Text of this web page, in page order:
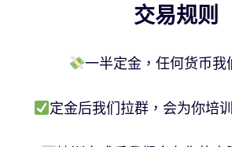
交易规则
一半定金，任何货币我
定金后我们拉群，会为你培